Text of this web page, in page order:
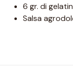
6 gr. di
Salsa